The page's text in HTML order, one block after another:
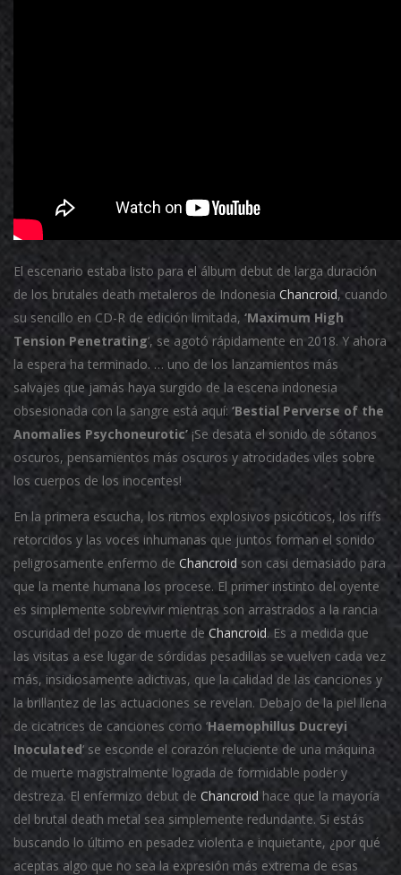
El escenario estaba listo para el álbum debut de larga duración
de los brutales death metaleros de Indonesia Chancroid, cuando
su sencillo en CD-R de edición limitada, ‘Maximum High
Tension Penetrating‘, se agotó rápidamente en 2018. Y ahora
la espera ha terminado. … uno de los lanzamientos más
salvajes que jamás haya surgido de la escena indonesia
obsesionada con la sangre está aquí: ‘Bestial Perverse of the
Anomalies Psychoneurotic’ ¡Se desata el sonido de sótanos
oscuros, pensamientos más oscuros y atrocidades viles sobre
los cuerpos de los inocentes!
En la primera escucha, los ritmos explosivos psicóticos, los riffs
retorcidos y las voces inhumanas que juntos forman el sonido
peligrosamente enfermo de Chancroid son casi demasiado para
que la mente humana los procese. El primer instinto del oyente
es simplemente sobrevivir mientras son arrastrados a la rancia
oscuridad del pozo de muerte de Chancroid. Es a medida que
las visitas a ese lugar de sórdidas pesadillas se vuelven cada vez
más, insidiosamente adictivas, que la calidad de las canciones y
la brillantez de las actuaciones se revelan. Debajo de la piel llena
de cicatrices de canciones como ‘Haemophillus Ducreyi
Inoculated‘ se esconde el corazón reluciente de una máquina
de muerte magistralmente lograda de formidable poder y
destreza. El enfermizo debut de Chancroid hace que la mayoría
del brutal death metal sea simplemente redundante. Si estás
buscando lo último en pesadez violenta e inquietante, ¿por qué
aceptas algo que no sea la expresión más extrema de esas